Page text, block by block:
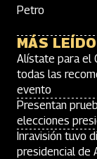
Petro
MÁS LEÍDO
Alístate para el
todas las
evento
Presentan
elecciones
Inravisión tuvo
presidencial de